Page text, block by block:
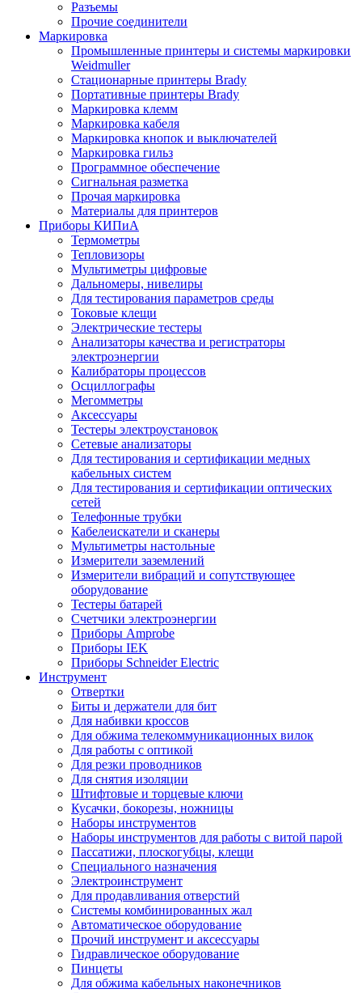
Разъемы
Прочие соединители
Маркировка
Промышленные принтеры и системы маркировки
Weidmuller
Стационарные принтеры Brady
Портативные принтеры Brady
Маркировка клемм
Маркировка кабеля
Маркировка кнопок и выключателей
Маркировка гильз
Программное обеспечение
Сигнальная разметка
Прочая маркировка
Материалы для принтеров
Приборы КИПиА
Термометры
Тепловизоры
Мультиметры цифровые
Дальномеры, нивелиры
Для тестирования параметров среды
Токовые клещи
Электрические тестеры
Анализаторы качества и регистраторы
электроэнергии
Калибраторы процессов
Осциллографы
Мегомметры
Аксессуары
Тестеры электроустановок
Сетевые анализаторы
Для тестирования и сертификации медных
кабельных систем
Для тестирования и сертификации оптических
сетей
Телефонные трубки
Кабелеискатели и сканеры
Мультиметры настольные
Измерители заземлений
Измерители вибраций и сопутствующее
оборудование
Тестеры батарей
Счетчики электроэнергии
Приборы Amprobe
Приборы IEK
Приборы Schneider Electric
Инструмент
Отвертки
Биты и держатели для бит
Для набивки кроссов
Для обжима телекоммуникационных вилок
Для работы с оптикой
Для резки проводников
Для снятия изоляции
Штифтовые и торцевые ключи
Кусачки, бокорезы, ножницы
Наборы инструментов
Наборы инструментов для работы с витой парой
Пассатижи, плоскогубцы, клещи
Специального назначения
Электроинструмент
Для продавливания отверстий
Системы комбинированных жал
Автоматическое оборудование
Прочий инструмент и аксессуары
Гидравлическое оборудование
Пинцеты
Для обжима кабельных наконечников